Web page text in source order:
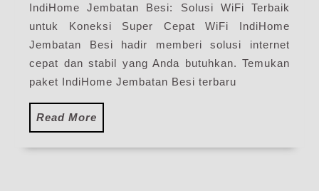
IndiHome Jembatan Besi: Solusi WiFi Terbaik
untuk Koneksi Super Cepat WiFi IndiHome
Jembatan Besi hadir memberi solusi internet
cepat dan stabil yang Anda butuhkan. Temukan
paket IndiHome Jembatan Besi terbaru
Read More
More